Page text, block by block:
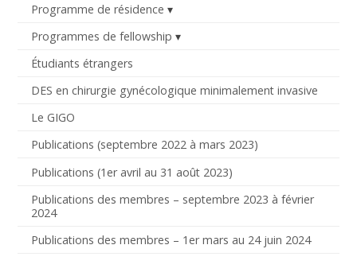
Programme de résidence
Programmes de fellowship
Étudiants étrangers
DES en chirurgie gynécologique minimalement invasive
Le GIGO
Publications (septembre 2022 à mars 2023)
Publications (1er avril au 31 août 2023)
Publications des membres – septembre 2023 à février
2024
Publications des membres – 1er mars au 24 juin 2024